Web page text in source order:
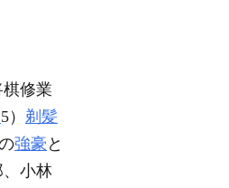
修業
5） 剃髪
強豪 と
小林